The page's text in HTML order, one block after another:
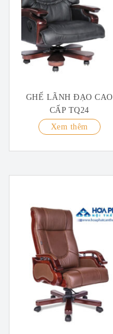
GHẾ LÃNH ĐẠO CAO
CẤP TQ24
Xem thêm